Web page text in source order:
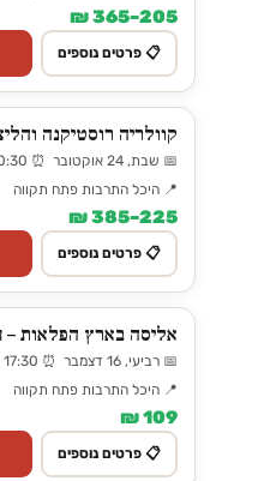
205–365 ₪
📋 פרטים נוספים
קוולריה רוסטיקנה
📅 שבת, 24 אוקטובר ⏰ 20:30
📍 היכל התרבות פתח תקווה
225–385 ₪
📋 פרטים נוספים
אליסה בארץ הפלאות –
📅 רביעי, 16 דצמבר ⏰ 17:30
📍 היכל התרבות פתח תקווה
109 ₪
📋 פרטים נוספים